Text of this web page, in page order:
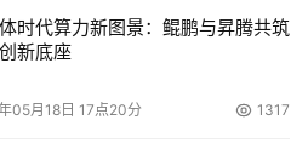
式全面启动，它将东部密集的
使数据要素跨域流动，织就全国
时代算力新图景：鲲鹏与昇腾共筑
新底座
05月18日 17点20分 1317